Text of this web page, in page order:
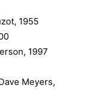
1955
1997
Meyers,